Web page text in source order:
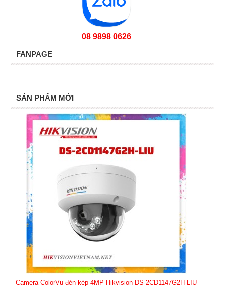
08 9898 0626
FANPAGE
SẢN PHẨM MỚI
Camera ColorVu đèn kép 4MP Hikvision DS-2CD1147G2H-LIU